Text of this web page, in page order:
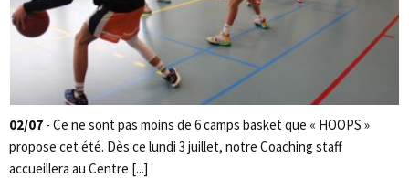
02/07 - Ce ne sont pas moins de 6 camps basket que « HOOPS »
propose cet été. Dès ce lundi 3 juillet, notre Coaching staff
accueillera au Centre [...]